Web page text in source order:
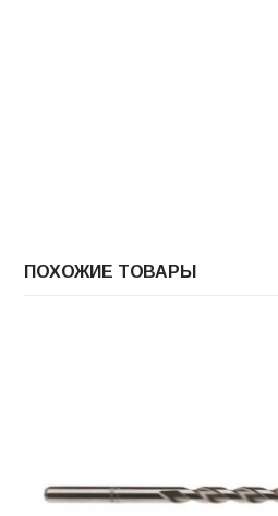
ПОХОЖИЕ ТОВАРЫ